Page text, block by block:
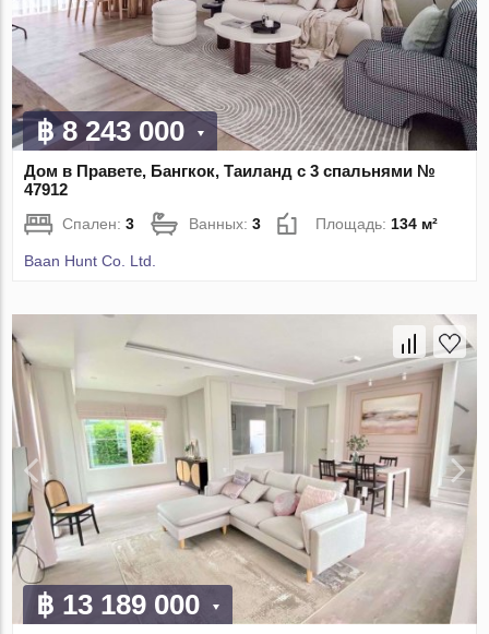
฿ 8 243 000
Дом в Правете, Бангкок, Таиланд с 3 спальнями №
47912
Спален:3 Ванных:3 Площадь:134 м²
Baan Hunt Co. Ltd.
฿ 13 189 000